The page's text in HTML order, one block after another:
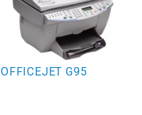
OFFICEJET G95